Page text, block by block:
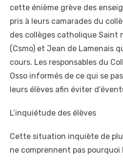
cette énième grève des
pris à leurs camarades du
des collèges catholique Saint
(Csmo) et Jean de Lamenais
cours. Les responsables du
Osso informés de ce qui se
leurs élèves afin éviter
L’inquiétude des élèves
Cette situation inquiète de
ne comprennent pas